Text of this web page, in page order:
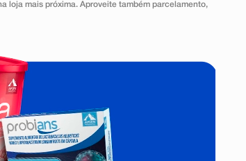
loja mais próxima. Aproveite também parcelamento,